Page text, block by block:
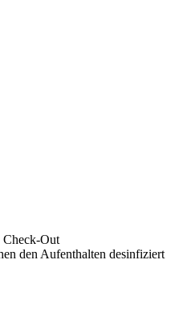
Check-Out
den Aufenthalten desinfiziert